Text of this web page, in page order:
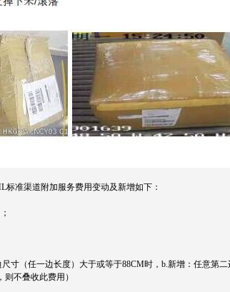
准渠道附加服务费用变动及新增如下：
寸（任一边长度）大于或等于88CM时，b.新增：任意第
不叠收此费用）